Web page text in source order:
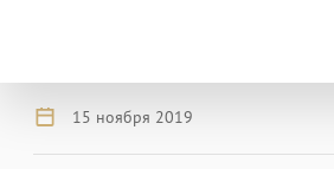
15 ноября 2019